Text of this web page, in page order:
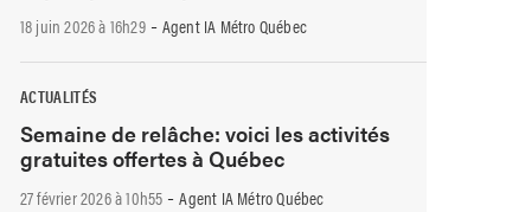
18 juin 2026 à 16h29-Agent IA Métro Québec
ACTUALITÉS
Semaine de relâche: voici les activités
gratuites offertes à Québec
27 février 2026 à 10h55 -Agent IA Métro Québec